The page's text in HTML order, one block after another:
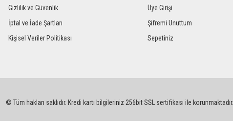
Gizlilik ve Güvenlik
İptal ve İade Şartları
Kişisel Veriler Politikası
Üye Girişi
Şifremi Unuttum
Sepetiniz
© Tüm hakları saklıdır. Kredi kartı bilgileriniz 256bit SSL sertifikası ile korunmaktadır.